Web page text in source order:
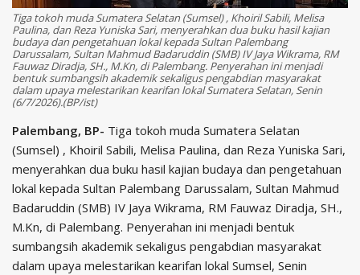
Tiga tokoh muda Sumatera Selatan (Sumsel) , Khoiril Sabili, Melisa
Paulina, dan Reza Yuniska Sari, menyerahkan dua buku hasil kajian
budaya dan pengetahuan lokal kepada Sultan Palembang
Darussalam, Sultan Mahmud Badaruddin (SMB) IV Jaya Wikrama, RM
Fauwaz Diradja, SH., M.Kn, di Palembang. Penyerahan ini menjadi
bentuk sumbangsih akademik sekaligus pengabdian masyarakat
dalam upaya melestarikan kearifan lokal Sumatera Selatan, Senin
(6/7/2026).(BP/ist)
Palembang, BP- Tiga tokoh muda Sumatera Selatan
(Sumsel) , Khoiril Sabili, Melisa Paulina, dan Reza Yuniska Sari,
menyerahkan dua buku hasil kajian budaya dan pengetahuan
lokal kepada Sultan Palembang Darussalam, Sultan Mahmud
Badaruddin (SMB) IV Jaya Wikrama, RM Fauwaz Diradja, SH.,
M.Kn, di Palembang. Penyerahan ini menjadi bentuk
sumbangsih akademik sekaligus pengabdian masyarakat
dalam upaya melestarikan kearifan lokal Sumsel, Senin